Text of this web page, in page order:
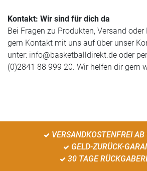
Kontakt: Wir sind für dich da
Bei Fragen zu Produkten, Versand
gern Kontakt mit uns auf über unser
unter: info@basketballdirekt.de oder
(0)2841 88 999 20. Wir helfen dir gern
VERSANDKOSTENFREI
GELD-ZURÜCK-
30 TAGE